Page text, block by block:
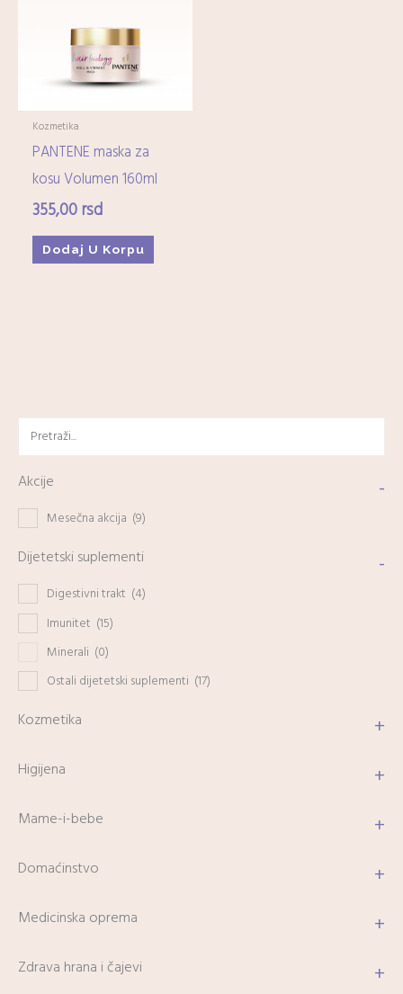
Akcije -
Mesečna akcija (9)
Dijetetski suplementi -
Digestivni trakt (4)
Imunitet (15)
Minerali (0)
Ostali dijetetski suplementi (17)
Kozmetika +
Higijena +
Mame-i-bebe +
Domaćinstvo +
Medicinska oprema +
Zdrava hrana i čajevi +
Minerali(0)
Ostali dijetetski suplementi
Kozmetika
Higijena
Mame-i-bebe
Kozmetika
PANTENE maska za
kosu Volumen 160ml
355,00 rsd
Dodaj U Korpu